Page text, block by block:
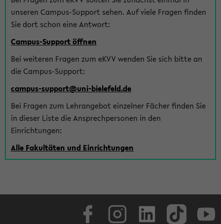
unseren Campus-Support sehen. Auf viele Fragen finden
Sie dort schon eine Antwort:
Campus-Support öffnen
Bei weiteren Fragen zum eKVV wenden Sie sich bitte an
die Campus-Support:
campus-support@uni-bielefeld.de
Bei Fragen zum Lehrangebot einzelner Fächer finden Sie
in dieser Liste die Ansprechpersonen in den
Einrichtungen:
Alle Fakultäten und Einrichtungen